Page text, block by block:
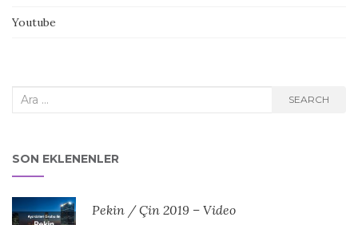
Youtube
Search
SEARCH
SON EKLENENLER
Pekin / Çin 2019 – Video